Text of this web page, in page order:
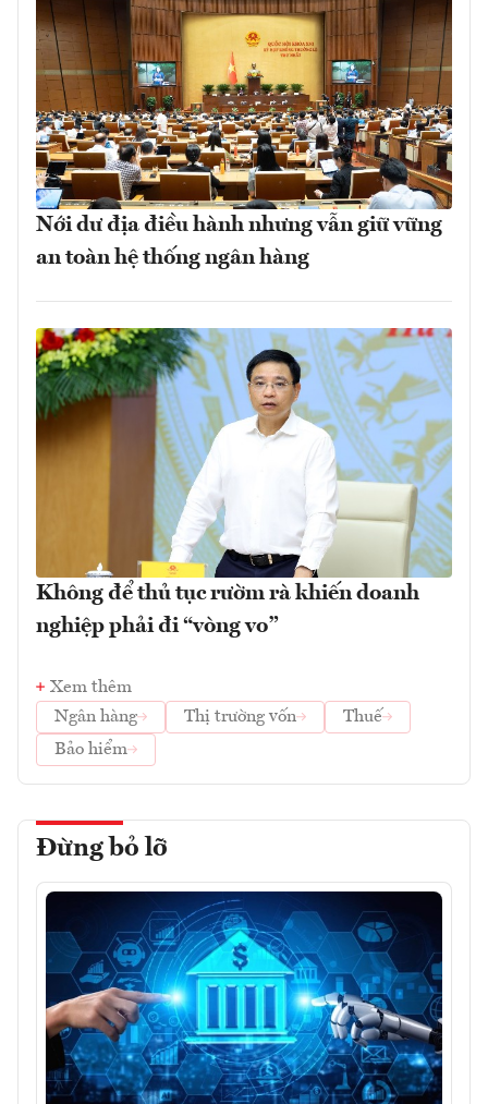
Nới dư địa điều hành nhưng vẫn giữ vững
an toàn hệ thống ngân hàng
Không để thủ tục rườm rà khiến doanh
nghiệp phải đi “vòng vo”
Xem thêm
Ngân hàng
Thị trường vốn
Thuế
Bảo hiểm
Đừng bỏ lỡ